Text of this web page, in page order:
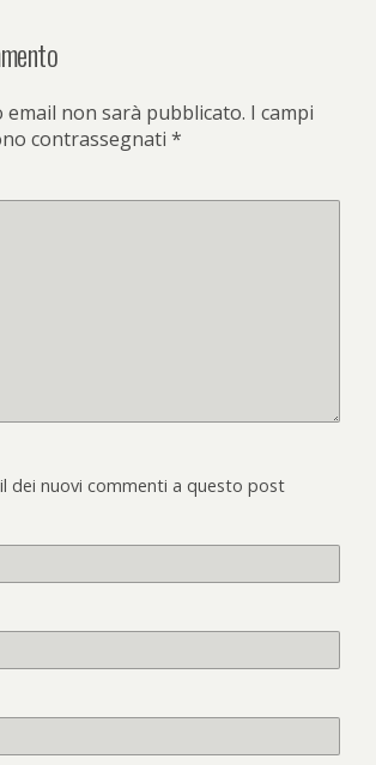
non sarà pubblicato. I campi
contrassegnati *
dei nuovi commenti a questo post